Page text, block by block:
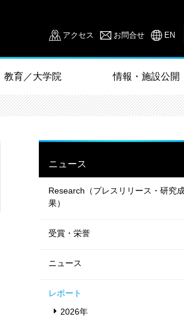
アクセス お問合せ EN
教育／大学院 情報・施設公開
ニュース
Research（プレスリリース・研究
果）
受賞・栄誉
ニュース
レポート
2026年